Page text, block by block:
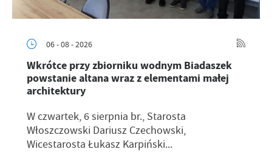
06 - 08 - 2026
Wkrótce przy zbiorniku wodnym Biadaszek
powstanie altana wraz z elementami małej
architektury
W czwartek, 6 sierpnia br., Starosta
Włoszczowski Dariusz Czechowski,
Wicestarosta Łukasz Karpiński...